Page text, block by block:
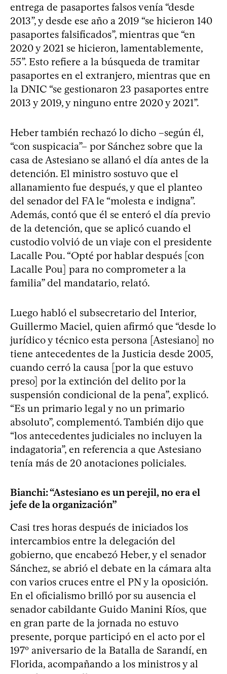
entrega de pasaportes falsos venía “desde
2013”, y desde ese año a 2019 “se hicieron 140
pasaportes falsificados”, mientras que “en
2020 y 2021 se hicieron, lamentablemente,
55”. Esto refiere a la búsqueda de tramitar
pasaportes en el extranjero, mientras que en
la DNIC “se gestionaron 23 pasaportes entre
2013 y 2019, y ninguno entre 2020 y 2021”.
Heber también rechazó lo dicho –según él,
“con suspicacia”– por Sánchez sobre que la
casa de Astesiano se allanó el día antes de la
detención. El ministro sostuvo que el
allanamiento fue después, y que el planteo
del senador del FA le “molesta e indigna”.
Además, contó que él se enteró el día previo
de la detención, que se aplicó cuando el
custodio volvió de un viaje con el presidente
Lacalle Pou. “Opté por hablar después [con
Lacalle Pou] para no comprometer a la
familia” del mandatario, relató.
Luego habló el subsecretario del Interior,
Guillermo Maciel, quien afirmó que “desde lo
jurídico y técnico esta persona [Astesiano] no
tiene antecedentes de la Justicia desde 2005,
cuando cerró la causa [por la que estuvo
preso] por la extinción del delito por la
suspensión condicional de la pena”, explicó.
“Es un primario legal y no un primario
absoluto”, complementó. También dijo que
“los antecedentes judiciales no incluyen la
indagatoria”, en referencia a que Astesiano
tenía más de 20 anotaciones policiales.
Bianchi: “Astesiano es un perejil, no era el
jefe de la organización”
Casi tres horas después de iniciados los
intercambios entre la delegación del
gobierno, que encabezó Heber, y el senador
Sánchez, se abrió el debate en la cámara alta
con varios cruces entre el PN y la oposición.
En el oficialismo brilló por su ausencia el
senador cabildante Guido Manini Ríos, que
en gran parte de la jornada no estuvo
presente, porque participó en el acto por el
197º aniversario de la Batalla de Sarandí, en
Florida, acompañando a los ministros y al